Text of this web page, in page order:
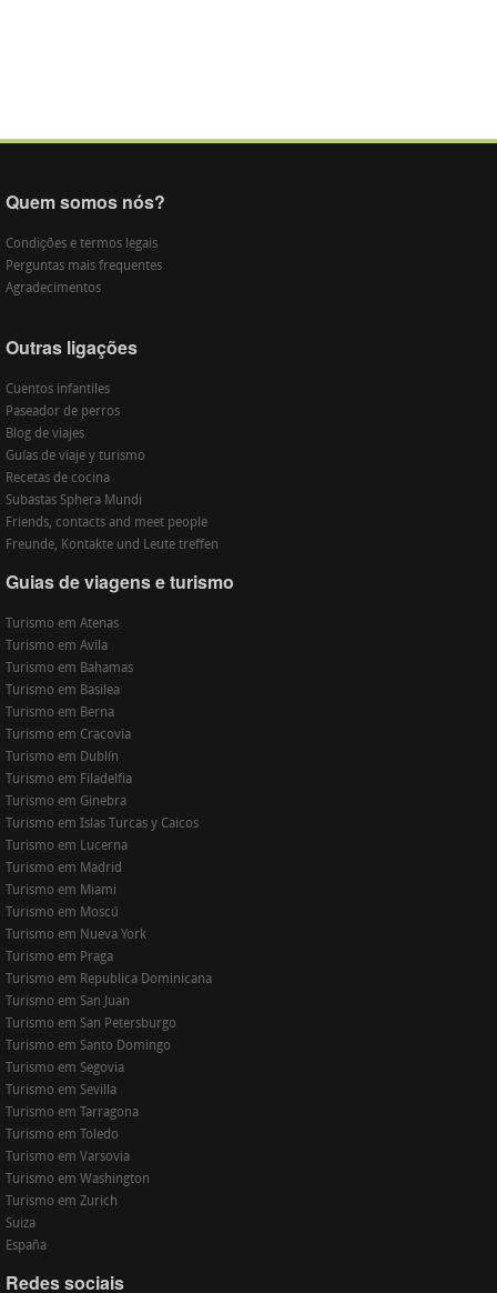
Quem somos nós?
Condições e termos legais
Perguntas mais frequentes
Agradecimentos
Outras ligações
Cuentos infantiles
Paseador de perros
Blog de viajes
Guías de viaje y turismo
Recetas de cocina
Subastas Sphera Mundi
Friends, contacts and meet people
Freunde, Kontakte und Leute treffen
Guias de viagens e turismo
Turismo em Atenas
Turismo em Avila
Turismo em Bahamas
Turismo em Basilea
Turismo em Berna
Turismo em Cracovia
Turismo em Dublín
Turismo em Filadelfia
Turismo em Ginebra
Turismo em Islas Turcas y Caicos
Turismo em Lucerna
Turismo em Madrid
Turismo em Miami
Turismo em Moscú
Turismo em Nueva York
Turismo em Praga
Turismo em Republica Dominicana
Turismo em San Juan
Turismo em San Petersburgo
Turismo em Santo Domingo
Turismo em Segovia
Turismo em Sevilla
Turismo em Tarragona
Turismo em Toledo
Turismo em Varsovia
Turismo em Washington
Turismo em Zurich
Suiza
España
Redes sociais